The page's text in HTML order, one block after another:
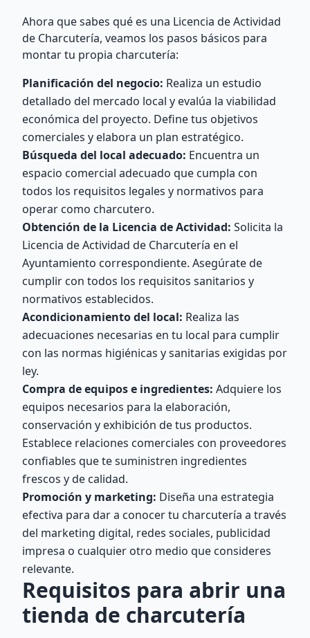
Ahora que sabes qué es una Licencia de Actividad
de Charcutería, veamos los pasos básicos para
montar tu propia charcutería:
Planificación del negocio: Realiza un estudio
detallado del mercado local y evalúa la viabilidad
económica del proyecto. Define tus objetivos
comerciales y elabora un plan estratégico.
Búsqueda del local adecuado: Encuentra un
espacio comercial adecuado que cumpla con
todos los requisitos legales y normativos para
operar como charcutero.
Obtención de la Licencia de Actividad: Solicita la
Licencia de Actividad de Charcutería en el
Ayuntamiento correspondiente. Asegúrate de
cumplir con todos los requisitos sanitarios y
normativos establecidos.
Acondicionamiento del local: Realiza las
adecuaciones necesarias en tu local para cumplir
con las normas higiénicas y sanitarias exigidas por
ley.
Compra de equipos e ingredientes: Adquiere los
equipos necesarios para la elaboración,
conservación y exhibición de tus productos.
Establece relaciones comerciales con proveedores
confiables que te suministren ingredientes
frescos y de calidad.
Promoción y marketing: Diseña una estrategia
efectiva para dar a conocer tu charcutería a través
del marketing digital, redes sociales, publicidad
impresa o cualquier otro medio que consideres
relevante.
Requisitos para abrir una
tienda de charcutería